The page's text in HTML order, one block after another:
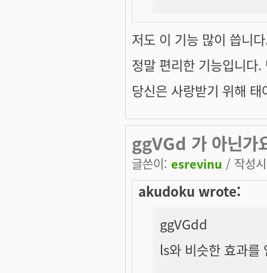
저도 이 기능 많이 씁니
정말 편리한 기능입니다
당신은 사랑받기 위해 태
ggVGd 가 아닌가
글쓴이: esrevinu / 작성
akudoku wrote:
ggVGdd
ls와 비슷한 효과를